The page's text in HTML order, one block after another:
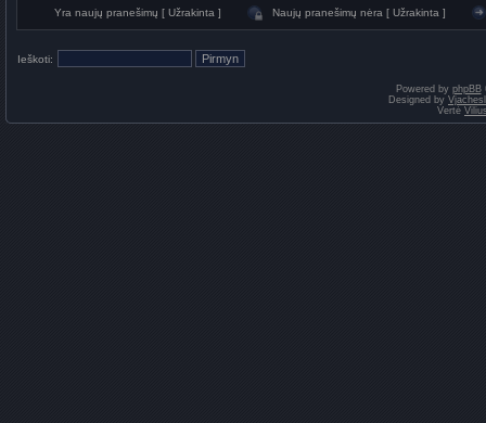
Yra naujų pranešimų [ Užrakinta ] Naujų pranešimų nėra [ Užrakinta ]
Ieškoti:
Powered by phpBB
Designed by
Vertė